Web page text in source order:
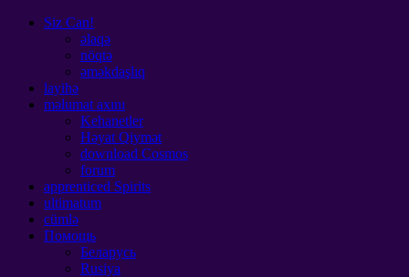
Siz Can!
əlaqə
nöqtə
əməkdaşlıq
layihə
məlumat axını
Kehanetler
Həyat Qiymət
download Cosmos
forum
apprenticed Spirits
ultimatum
cümlə
Помощь
Беларусь
Rusiya